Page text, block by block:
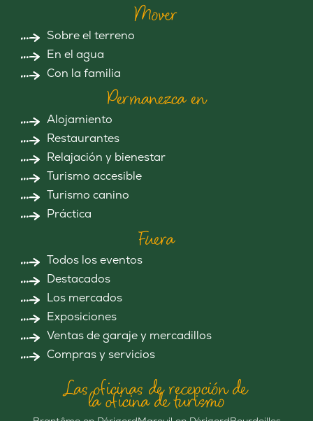
Mover
Sobre el terreno
En el agua
Con la familia
Permanezca en
Alojamiento
Restaurantes
Relajación y bienestar
Turismo accesible
Turismo canino
Práctica
Fuera
Todos los eventos
Destacados
Los mercados
Exposiciones
Ventas de garaje y mercadillos
Compras y servicios
Las oficinas de recepción de
la oficina de turismo